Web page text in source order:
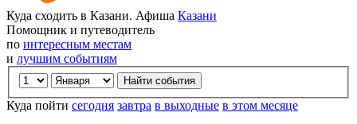
Куда сходить в Казани. Афиша Казани
Помощник и путеводитель
по интересным местам
и лучшим событиям
Куда пойти сегодня завтра в выходные в этом месяце